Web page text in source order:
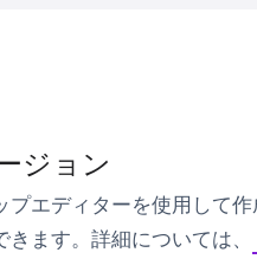
ジョン
プエディターを使用して
ます。詳細については、